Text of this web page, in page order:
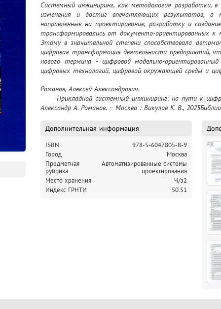
Системный инжиниринг, как методология разработки, в
изменения и достиг впечатляющих результатов, а
направленные на проектирование, разработку и
трансформировались от документо-ориентированных к
Этому в значительной степени способствовала
цифровая трансформация деятельности предприятий,
нового термина - цифровой модельно-
цифровых технологий, цифровой окружающей среды и
внедрения подходов прикладного СИ в практику
разных высокотехнологичных отраслей мировой
систематическое изложение процессов, методов и
старших курсов, аспирантам и научным работникам, а
целевого применения
Романов, Алексей Александрович.
Александр А. Романов. – Москва : Викулов К. В.,
Дополнительная информация
ISBN
978-5-6047805-8-9
Город
Москва
Предметная
рубрика
Автоматизированные системы
проектирования
Место хранения
Ч/з2
Индекс ГРНТИ
50.51